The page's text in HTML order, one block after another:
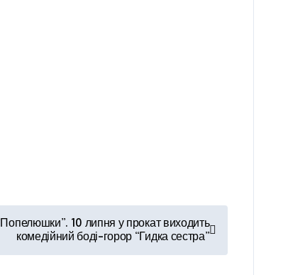
10 липня у прокат виходить
комедійний боді-горор “Гидка сестра”